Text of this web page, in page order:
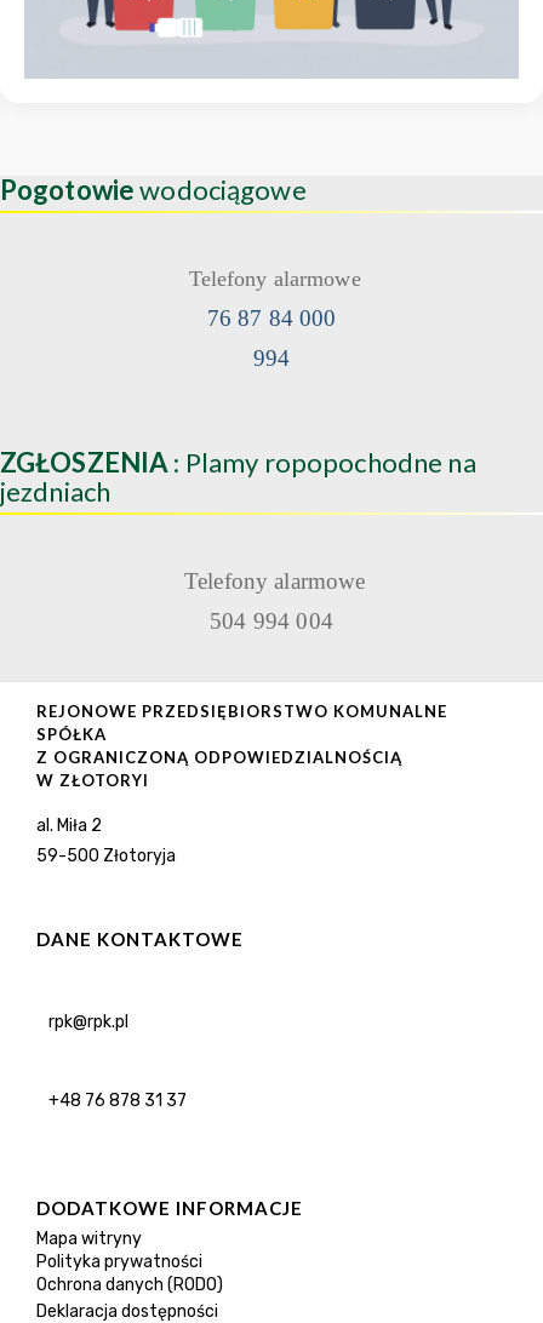
Pogotowiewodociągowe
Telefony alarmowe
76 87 84 000
994
ZGŁOSZENIA: Plamy ropopochodne na
jezdniach
Telefony alarmowe
504 994 004
REJONOWE PRZEDSIĘBIORSTWO KOMUNALNE
SPÓŁKA
Z OGRANICZONĄ ODPOWIEDZIALNOŚCIĄ
W ZŁOTORYI
al. Miła 2
59-500 Złotoryja
DANE KONTAKTOWE
rpk@rpk.pl
+48 76 878 31 37
DODATKOWE INFORMACJE
Mapa witryny
Polityka prywatności
Ochrona danych (RODO)
Deklaracja dostępności